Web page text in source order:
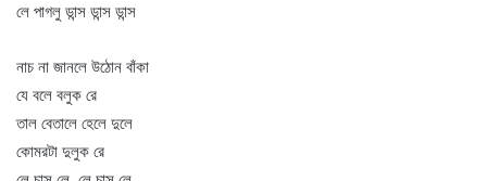
লে পাগলু ডান্স ডান্স ডান্স
নাচ না জানলে উঠোন বাঁকা
যে বলে বলুক রে
তাল বেতালে হেলে দুলে
কোমরটা দুলুক রে